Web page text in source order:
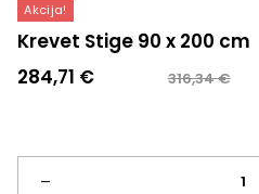
Akcija!
Krevet Stige 90 x 200 cm
316,34€
Izvorna
je:
316,34 €.
284,71 €
Trenutna
284,71 €.
–
Krevet